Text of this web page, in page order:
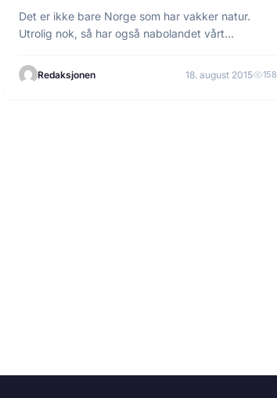
Det er ikke bare Norge som har vakker natur.
Utrolig nok, så har også nabolandet vårt…
Redaksjonen 18. august 2015 158